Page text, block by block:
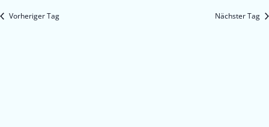
Vorheriger Tag Nächster Tag